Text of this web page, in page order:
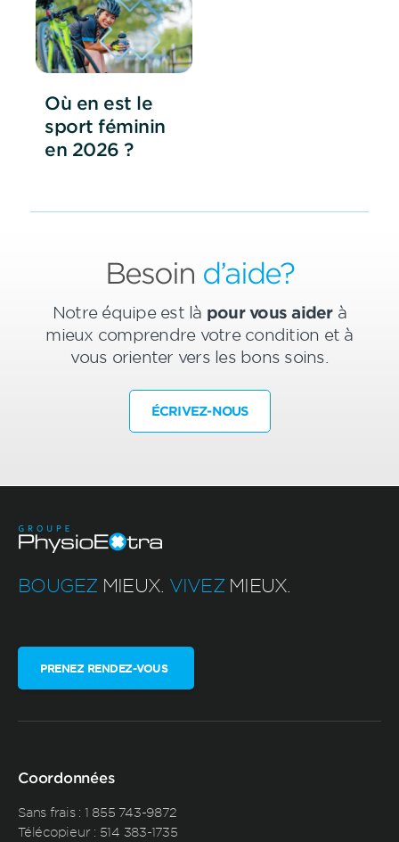
Où en est le
sport féminin
en 2026 ?
Besoin d’aide?
Notre équipe est là pour vous aiderà
mieux comprendre votre condition et à
vous orienter vers les bons soins.
ÉCRIVEZ-NOUS
BOUGEZ MIEUX. VIVEZ MIEUX.
PRENEZ RENDEZ-VOUS
Coordonnées
Sans frais : 1 855 743-9872
Télécopieur : 514 383-1735